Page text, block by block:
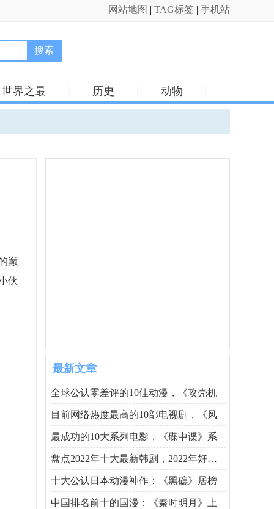
网站地图 | TAG标签 | 手机站
搜索
世界之最 历史 动物
巅
伙
最新文章
全球公认零差评的10佳动漫，《攻壳机
目前网络热度最高的10部电视剧，《风
最成功的10大系列电影，《碟中谍》系
盘点2022年十大最新韩剧，2022年好看的
十大公认日本动漫神作：《黑礁》居榜
中国排名前十的国漫：《秦时明月》上